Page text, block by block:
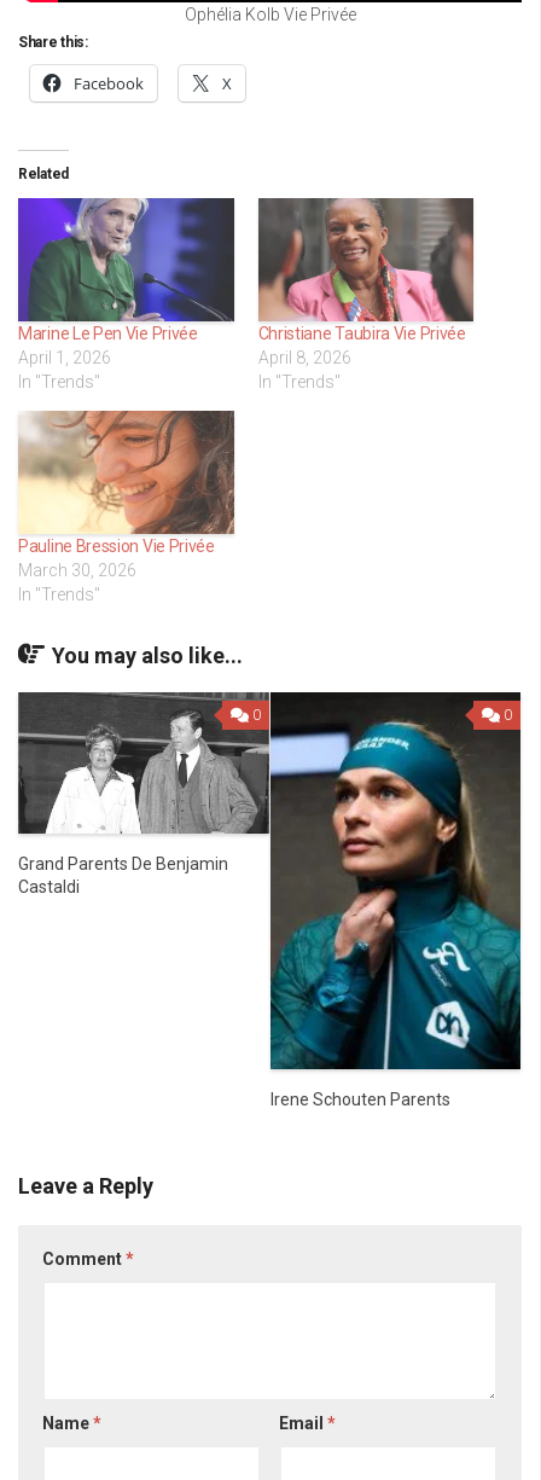
Ophélia Kolb Vie Privée
Share this:
Facebook X
Related
Marine Le Pen Vie Privée
April 1, 2026
In "Trends"
Christiane Taubira Vie Privée
April 8, 2026
In "Trends"
Pauline Bression Vie Privée
March 30, 2026
In "Trends"
You may also like...
0
Grand Parents De Benjamin
Castaldi
0
Irene Schouten Parents
Leave a Reply
Comment*
Name* Email*